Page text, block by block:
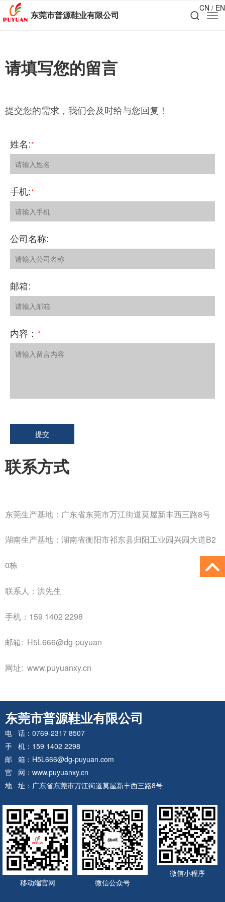
东莞市普源鞋业有限公司
CN / EN
请填写您的留言
提交您的需求，我们会及时给与您回复！
姓名:*
手机:*
公司名称:
邮箱:
内容： *
联系方式
东莞生产基地 ：广东省东莞市万江街道莫屋新丰西三路8号
湖南生产基地 ：湖南省衡阳市祁东县归阳工业园兴园大道B2
0栋
联系人：洪先生
手机：159 1402 2298
邮箱: H5L666@dg-puyuan
网址: www.puyuanxy.cn
东莞市普源鞋业有限公司
电 话：0769-2317 8507
手 机：159 1402 2298
邮 箱：H5L666@dg-puyuan.com
官 网：www.puyuanxy.cn
地 址：广东省东莞市万江街道莫屋新丰西三路8号
移动端官网 微信公众号
微信小程序